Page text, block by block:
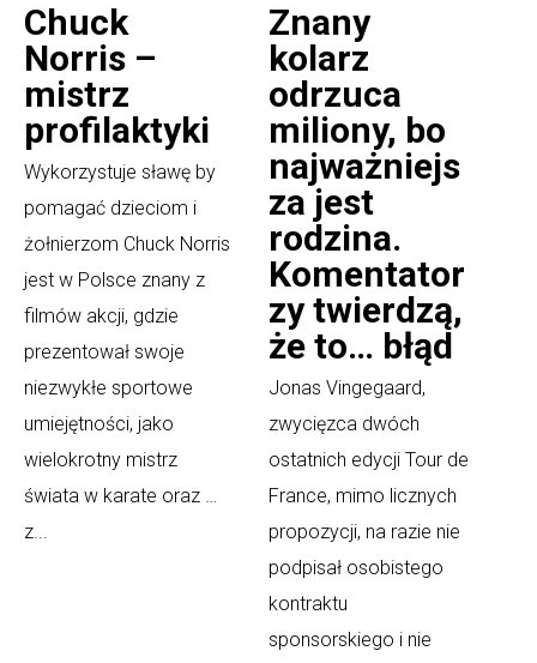
Chuck
Norris –
mistrz
profilaktyki
Wykorzystuje sławę by
pomagać dzieciom i
żołnierzom Chuck Norris
jest w Polsce znany z
filmów akcji, gdzie
prezentował swoje
niezwykłe sportowe
umiejętności, jako
wielokrotny mistrz
świata w karate oraz …
z...
Znany
kolarz
odrzuca
miliony, bo
najważniejs
za jest
rodzina.
Komentator
zy twierdzą,
że to… błąd
Jonas Vingegaard,
zwycięzca dwóch
ostatnich edycji Tour de
France, mimo licznych
propozycji, na razie nie
podpisał osobistego
kontraktu
sponsorskiego i nie